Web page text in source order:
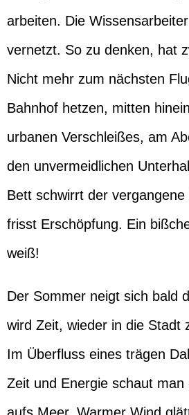
arbeiten. Die
vernetzt. So zu denken, hat
Nicht mehr zum nächsten
Bahnhof hetzen, mitten
urbanen Verschleißes, am
den unvermeidlichen
Bett schwirrt der
frisst Erschöpfung. Ein
weiß!
Der Sommer neigt sich bald
wird Zeit, wieder in die Stadt
Im Überfluss eines trägen
Zeit und Energie schaut man